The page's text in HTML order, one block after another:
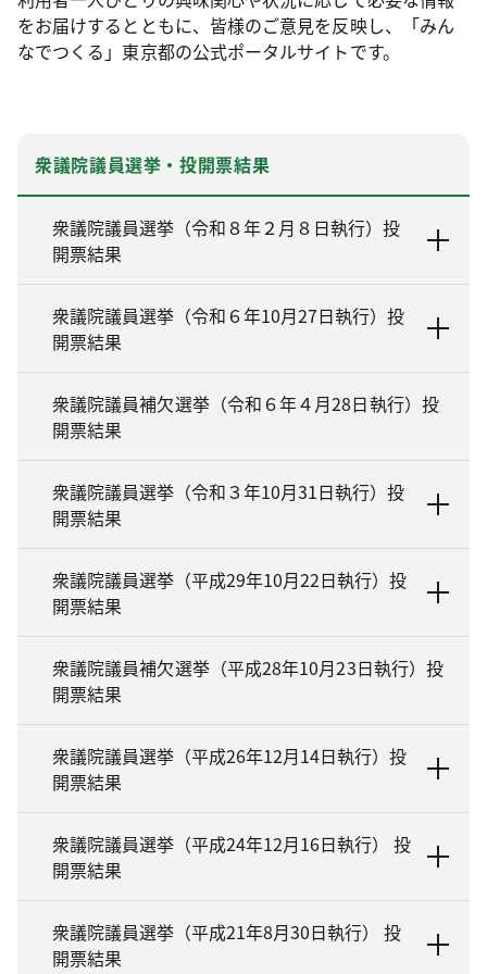
をお届けするとともに、皆様のご意見を反映し、「みん
なでつくる」東京都の公式ポータルサイトです。
衆議院議員選挙・投開票結果
衆議院議員選挙（令和８年２月８日執行）投
開票結果
衆議院議員選挙（令和６年10月27日執行）投
開票結果
衆議院議員補欠選挙（令和６年４月28日執行）投
開票結果
衆議院議員選挙（令和３年10月31日執行）投
開票結果
衆議院議員選挙（平成29年10月22日執行）投
開票結果
衆議院議員補欠選挙（平成28年10月23日執行）投
開票結果
衆議院議員選挙（平成26年12月14日執行）投
開票結果
衆議院議員選挙（平成24年12月16日執行） 投
開票結果
衆議院議員選挙（平成21年8月30日執行） 投
開票結果